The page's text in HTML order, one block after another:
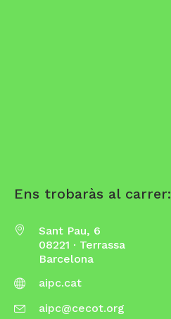
Ens trobaràs al carrer:
Sant Pau, 6
08221 · Terrassa
Barcelona
aipc.cat
aipc@cecot.org